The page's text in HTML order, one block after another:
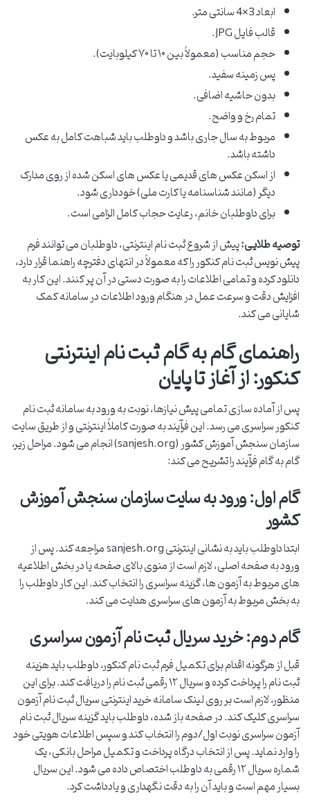
ابعاد 3×4 سانتی متر.
قالب فایل JPG.
حجم مناسب (معمولاً بین ۱۰ تا ۷۰ کیلوبایت).
پس زمینه سفید.
بدون حاشیه اضافی.
تمام رخ و واضح.
مربوط به سال جاری باشد و داوطلب باید شباهت کامل به عکس
داشته باشد.
از اسکن عکس های قدیمی یا عکس های اسکن شده از روی مدارک
دیگر (مانند شناسنامه یا کارت ملی) خودداری شود.
برای داوطلبان خانم، رعایت حجاب کامل الزامی است.
توصیه طلایی:پیش از شروع ثبت نام اینترنتی، داوطلبان می توانند فرم
پیش نویس ثبت نام کنکور را که معمولاً در انتهای دفترچه راهنما قرار دارد،
دانلود کرده و تمامی اطلاعات را به صورت دستی در آن پر کنند. این کار به
افزایش دقت و سرعت عمل در هنگام ورود اطلاعات در سامانه کمک
شایانی می کند.
راهنمای گام به گام ثبت نام اینترنتی
کنکور: از آغاز تا پایان
پس از آماده سازی تمامی پیش نیازها، نوبت به ورود به سامانه ثبت نام
کنکور سراسری می رسد. این فرآیند به صورت کاملاً اینترنتی و از طریق سایت
سازمان سنجش آموزش کشور (sanjesh.org) انجام می شود. مراحل زیر،
گام به گام فرآیند را تشریح می کند:
گام اول: ورود به سایت سازمان سنجش آموزش
کشور
ابتدا داوطلب باید به نشانی اینترنتی sanjesh.org مراجعه کند. پس از
ورود به صفحه اصلی، لازم است از منوی بالای صفحه یا در بخش اطلاعیه
های مربوط به آزمون ها، گزینه سراسری را انتخاب کند. این کار داوطلب را
به بخش مربوط به آزمون های سراسری هدایت می کند.
گام دوم: خرید سریال ثبت نام آزمون سراسری
قبل از هرگونه اقدام برای تکمیل فرم ثبت نام کنکور، داوطلب باید هزینه
ثبت نام را پرداخت کرده و سریال ۱۲ رقمی ثبت نام را دریافت کند. برای این
منظور، لازم است بر روی لینک سامانه خرید اینترنتی سریال ثبت نام آزمون
سراسری کلیک کند. در صفحه باز شده، داوطلب باید گزینه سریال ثبت نام
آزمون سراسری نوبت اول/دوم را انتخاب کند و سپس اطلاعات هویتی خود
را وارد نماید. پس از انتخاب درگاه پرداخت و تکمیل مراحل بانکی، یک
شماره سریال ۱۲ رقمی به داوطلب اختصاص داده می شود. این سریال
بسیار مهم است و باید آن را به دقت نگهداری و یادداشت کرد.